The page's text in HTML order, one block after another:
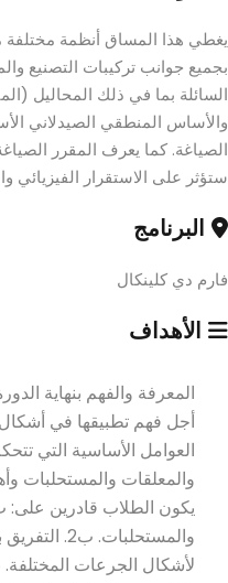
يغطي هذا المساق أنظمة مختلفة
بجميع جوانب تركيبات التصنيع
السائلة بما في ذلك المحاليل
والأساس المنطقي الصيدلاني
الصياغة. كما يعرف المقرر
ستؤثر على الاستقرار الفيزيائي
البرنامج
فارم دي كلينكال
الأهداف
والمعلقات والمستحلبات